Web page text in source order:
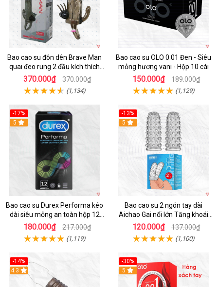
Bao cao su đôn dên Brave Man
quai đeo rung 2 đầu kích thích
mạnh
370.000₫ 370.000₫
(1,134)
Bao cao su OLO 0.01 Đen - Siêu
mỏng hương vani - Hộp 10 cái
150.000₫ 189.000₫
(1,129)
-17%
Hot
5
Bao cao su Durex Performa kéo
dài siêu mỏng an toàn hộp 12
cái
180.000₫ 217.000₫
(1,119)
-13%
5
Bao cao su 2 ngón tay dài
Aichao Gai nổi lớn Tăng khoái
cảm
120.000₫ 137.000₫
(1,100)
-14%
4.3
-30%
5